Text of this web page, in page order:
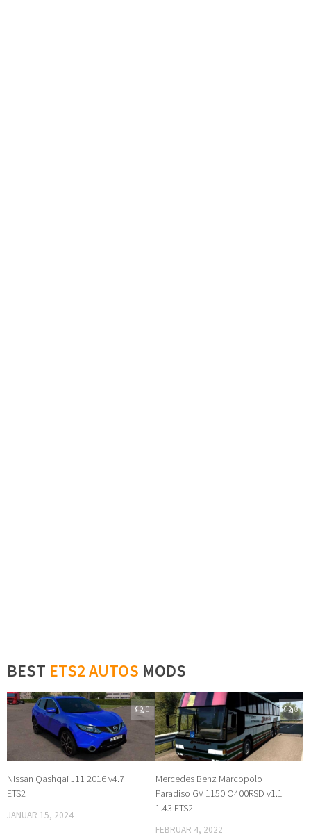
BEST ETS2 AUTOS MODS
0
Nissan Qashqai J11 2016 v4.7
ETS2
JANUAR 15, 2024
0
Mercedes Benz Marcopolo
Paradiso GV 1150 O400RSD v1.1
1.43 ETS2
FEBRUAR 4, 2022